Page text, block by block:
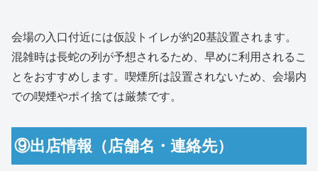
会場の入口付近には仮設トイレが約20基設置されます。
混雑時は長蛇の列が予想されるため、早めに利用されるこ
とをおすすめします。喫煙所は設置されないため、会場内
での喫煙やポイ捨ては厳禁です。
⑨出店情報（店舗名・連絡先）